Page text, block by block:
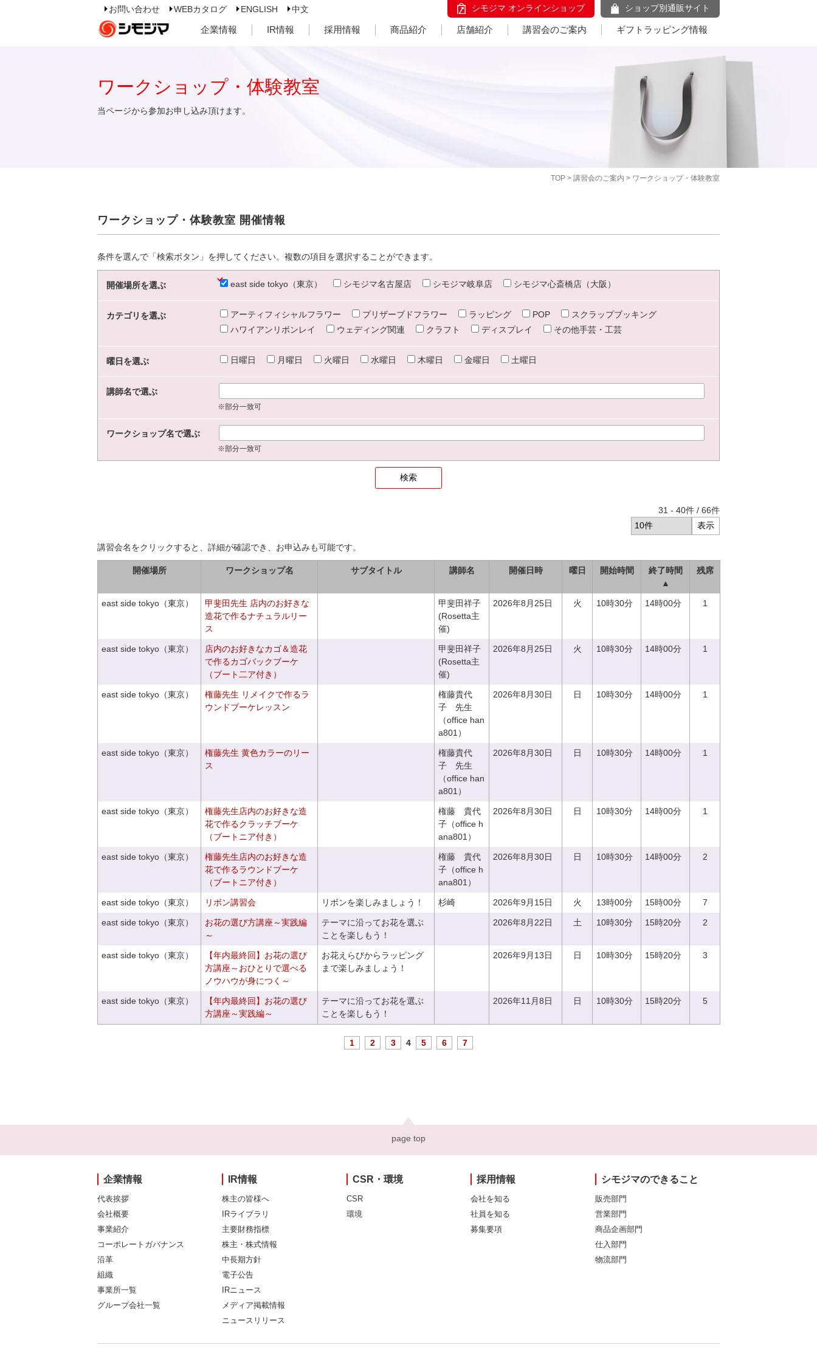
お問い合わせ WEBカタログ ENGLISH 中文 シモジマ オンラインショップ ショップ別通販サイト
企業情報 IR情報 採用情報 商品紹介 店舗紹介 講習会のご案内 ギフトラッピング情報
TOP > 講習会のご案内 > ワークショップ・体験教室
ワークショップ・体験教室
当ページから参加お申し込み頂けます。
ワークショップ・体験教室 開催情報
条件を選んで「検索ボタン」を押してください。複数の項目を選択することができます。
開催場所を選ぶ east side tokyo（東京） シモジマ名古屋店 シモジマ岐阜店 シモジマ心斎橋店（大阪）
カテゴリを選ぶ アーティフィシャルフラワー プリザーブドフラワー ラッピング POP
スクラップブッキング
ハワイアンリボンレイ
ウェディング関連 クラフト ディスプレイ その他手芸・工芸
曜日を選ぶ 日曜日 月曜日 火曜日 水曜日 木曜日 金曜日 土曜日
講師名で選ぶ
※部分一致可
ワークショップ名で選ぶ
※部分一致可
31 - 40件 / 66件
講習会名をクリックすると、詳細が確認でき、お申込みも可能です。
開催場所 ワークショップ名 サブタイトル 講師名 開催日時 曜日 開始時間
終了時間
▲
残席
east side tokyo（東京）
甲斐田先生 店内のお好きな
造花で作るナチュラルリー
ス
甲斐田祥子
(Rosetta主
催)
2026年8月25日 火 10時30分 14時00分 1
east side tokyo（東京）
店内のお好きなカゴ＆造花
で作るカゴバックブーケ
（ブート二ア付き）
甲斐田祥子
(Rosetta主
催)
2026年8月25日 火 10時30分 14時00分 1
east side tokyo（東京）
権藤先生 リメイクで作るラ
ウンドブーケレッスン
権藤貴代
子 先生
（office han
a801）
2026年8月30日 日 10時30分 14時00分 1
east side tokyo（東京）
権藤先生 黄色カラーのリー
ス
権藤貴代
子 先生
（office han
a801）
2026年8月30日 日 10時30分 14時00分 1
east side tokyo（東京）
権藤先生店内のお好きな造
花で作るクラッチブーケ
（ブートニア付き）
権藤 貴代
子（office h
ana801）
2026年8月30日 日 10時30分 14時00分 1
east side tokyo（東京）
権藤先生店内のお好きな造
花で作るラウンドブーケ
（ブートニア付き）
権藤 貴代
子（office h
ana801）
2026年8月30日 日 10時30分 14時00分 2
east side tokyo（東京） リボン講習会 リボンを楽しみましょう！ 杉崎 2026年9月15日 火 13時00分 15時00分 7
east side tokyo（東京）
お花の選び方講座～実践編
～
テーマに沿ってお花を選ぶ
ことを楽しもう！
2026年8月22日 土 10時30分 15時20分 2
east side tokyo（東京）
【年内最終回】お花の選び
方講座～おひとりで選べる
ノウハウが身につく～
お花えらびからラッピング
まで楽しみましょう！
2026年9月13日 日 10時30分 15時20分 3
east side tokyo（東京）
【年内最終回】お花の選び
方講座～実践編～
テーマに沿ってお花を選ぶ
ことを楽しもう！
2026年11月8日 日 10時30分 15時20分 5
1 2 3 4 5 6 7
page top
企業情報
代表挨拶
会社概要
事業紹介
コーポレートガバナンス
沿革
組織
事業所一覧
グループ会社一覧
IR情報
株主の皆様へ
IRライブラリ
主要財務指標
株主・株式情報
中長期方針
電子公告
IRニュース
メディア掲載情報
ニュースリリース
CSR・環境
CSR
環境
採用情報
会社を知る
社員を知る
募集要項
シモジマのできること
販売部門
営業部門
商品企画部門
仕入部門
物流部門